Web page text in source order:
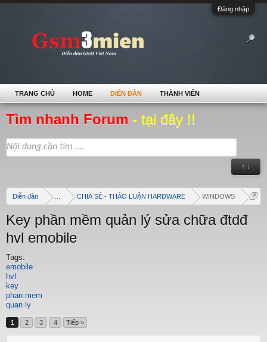
Đăng nhập
Tìm nhanh Forum - tại đây !!
↑ ↓
Diễn đàn CHIA SẺ - THẢO LUẬN HARDWARE WINDOWS
Key phần mềm quản lý sửa chữa đtdđ
hvl emobile
Tags:
emobile
hvl
key
phan mem
quan ly
1 2 3 4 Tiếp >
TRANG CHỦ HOME DIỄN ĐÀN THÀNH VIÊN